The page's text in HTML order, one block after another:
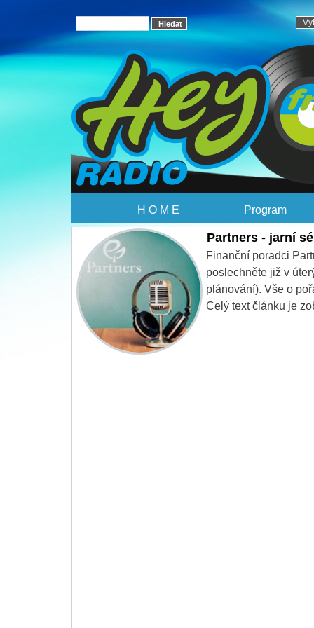
H O M E Program
Partners - jarní
Finanční poradci
poslechněte již v
plánování). Vše o
Celý text článku je